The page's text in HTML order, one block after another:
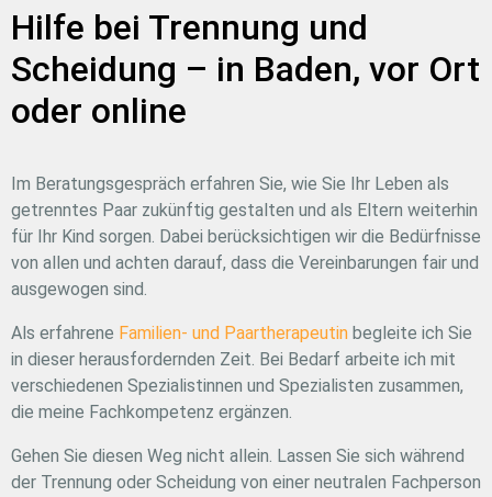
Hilfe bei Trennung und
Scheidung – in Baden, vor Ort
oder online
Im Beratungsgespräch erfahren Sie, wie Sie Ihr Leben als
getrenntes Paar zukünftig gestalten und als Eltern weiterhin
für Ihr Kind sorgen. Dabei berücksichtigen wir die Bedürfnisse
von allen und achten darauf, dass die Vereinbarungen fair und
ausgewogen sind.
Als erfahrene Familien- und Paartherapeutin begleite ich Sie
in dieser herausfordernden Zeit. Bei Bedarf arbeite ich mit
verschiedenen Spezialistinnen und Spezialisten zusammen,
die meine Fachkompetenz ergänzen.
Gehen Sie diesen Weg nicht allein. Lassen Sie sich während
der Trennung oder Scheidung von einer neutralen Fachperson